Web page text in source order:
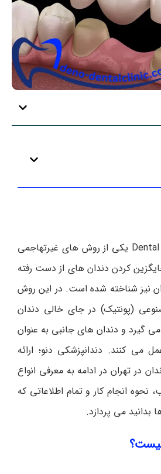
بریج دندان یا Dental Bridge یکی از روش های غیرتهاجمی
کردن دندان های از دست رفته
نیز شناخته شده است. در این روش
(پونتیک) در جای خالی دندان
گیرد و دندان های جانبی به عنوان
می کنند. دندانپزشکی دنو؛ ارائه
در تهران در ادامه به معرفی انواع
نحوه انجام کار و تمام اطلاعاتی که
بدانید می پردازد.